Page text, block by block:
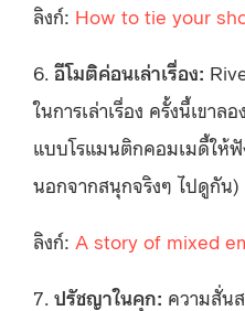
ลิงก์: How to tie your
6. อีโมติค่อนเล่าเรื่อง:
ในการเล่าเรื่อง ครั้งนี้เขาล
แบบโรแมนติกคอมเมดี้ให้ฟั
นอกจากสนุกจริงๆ ไปดูกัน)
ลิงก์: A story of mixed
7. ปรัชญาในคุก: ความสั่น